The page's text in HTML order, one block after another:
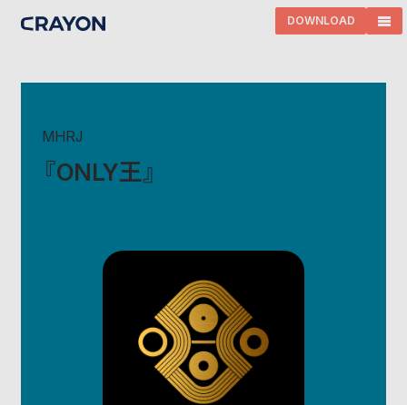
MHRJ
『ONLY王』
DOWNLOAD